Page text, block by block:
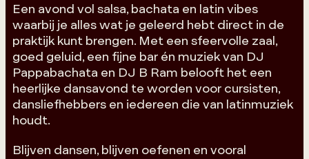
Een avond vol salsa, bachata en latin vibes
waarbij je alles wat je geleerd hebt direct in de
praktijk kunt brengen. Met een sfeervolle zaal,
goed geluid, een fijne bar én muziek van DJ
Pappabachata en DJ B Ram belooft het een
heerlijke dansavond te worden voor cursisten,
dansliefhebbers en iedereen die van latinmuziek
houdt.
Blijven dansen, blijven oefenen en vooral